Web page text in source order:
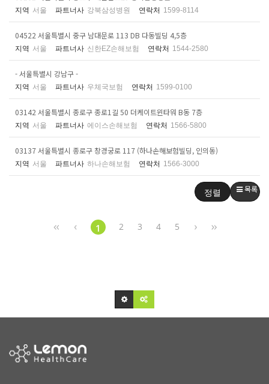
지역 서울 파트너사 강북삼성병원 연락처 1599-8114
04522 서울특별시 중구 남대문로 113 DB 다동빌딩 4,5층
지역 서울 파트너사 신한EZ손해보험 연락처 1544-2580
- 서울특별시 강남구 -
지역 서울 파트너사 우체국보험 연락처 1599-0100
03142 서울특별시 종로구 종로1길 50 더케이트윈타워 B동 7층
지역 서울 파트너사 에이스손해보험 연락처 1566-5800
03137 서울특별시 종로구 창경궁로 117 (하나손해보험빌딩, 인의동)
지역 서울 파트너사 하나손해보험 연락처 1566-3000
정렬 목록
1 2 3 4 5